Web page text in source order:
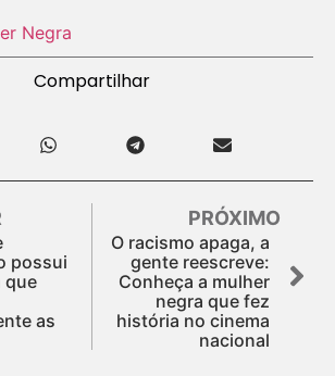
Negra
Compartilhar
possui
que
as
PRÓXIMO
O racismo apaga, a
gente reescreve:
Conheça a mulher
negra que fez
história no cinema
nacional